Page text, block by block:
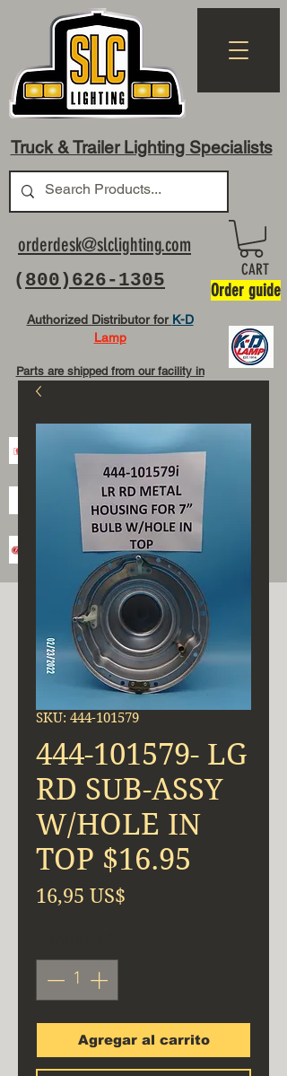
Truck & Trailer Lighting Specialists
( 800)626-1305
orderdesk@slclighting.com
Authorized Distributor for K-D
Lamp
Parts are shipped from our facility in
CART
Order guide
SKU: 444-101579
444-101579- LG
RD SUB-ASSY
W/HOLE IN
TOP $16.95
16,95 US$
Agregar al carrito